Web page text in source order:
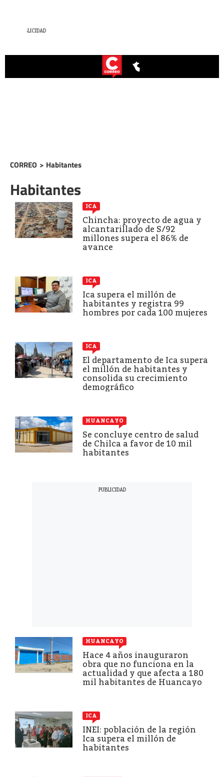
CORREO > Habitantes
Habitantes
ICA
Chincha: proyecto de agua y
alcantarillado de S/92
millones supera el 86% de
avance
ICA
Ica supera el millón de
habitantes y registra 99
hombres por cada 100 mujeres
ICA
El departamento de Ica supera
el millón de habitantes y
consolida su crecimiento
demográfico
HUANCAYO
Se concluye centro de salud
de Chilca a favor de 10 mil
habitantes
HUANCAYO
Hace 4 años inauguraron
obra que no funciona en la
actualidad y que afecta a 180
mil habitantes de Huancayo
ICA
INEI: población de la región
Ica supera el millón de
habitantes